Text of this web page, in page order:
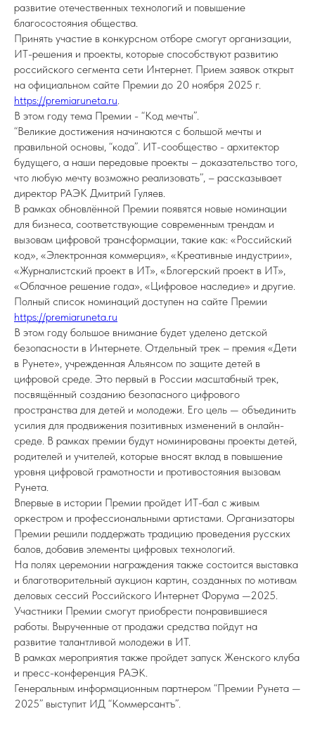
развитие отечественных технологий и повышение
благосостояния общества.
Принять участие в конкурсном отборе смогут организации,
ИТ-решения и проекты, которые способствуют развитию
российского сегмента сети Интернет. Прием заявок открыт
на официальном сайте Премии до 20 ноября 2025 г.
https://premiaruneta.ru.
В этом году тема Премии - “Код мечты”.
“Великие достижения начинаются с большой мечты и
правильной основы, “кода”. ИТ-сообщество - архитектор
будущего, а наши передовые проекты – доказательство того,
что любую мечту возможно реализовать”, – рассказывает
директор РАЭК Дмитрий Гуляев.
В рамках обновлённой Премии появятся новые номинации
для бизнеса, соответствующие современным трендам и
вызовам цифровой трансформации, такие как: «Российский
код», «Электронная коммерция», «Креативные индустрии»,
«Журналистский проект в ИТ», «Блогерский проект в ИТ»,
«Облачное решение года», «Цифровое наследие» и другие.
Полный список номинаций доступен на сайте Премии
https://premiaruneta.ru
В этом году большое внимание будет уделено детской
безопасности в Интернете. Отдельный трек – премия «Дети
в Рунете», учрежденная Альянсом по защите детей в
цифровой среде. Это первый в России масштабный трек,
посвящённый созданию безопасного цифрового
пространства для детей и молодежи. Его цель — объединить
усилия для продвижения позитивных изменений в онлайн-
среде. В рамках премии будут номинированы проекты детей,
родителей и учителей, которые вносят вклад в повышение
уровня цифровой грамотности и противостояния вызовам
Рунета.
Впервые в истории Премии пройдет ИТ-бал с живым
оркестром и профессиональными артистами. Организаторы
Премии решили поддержать традицию проведения русских
балов, добавив элементы цифровых технологий.
На полях церемонии награждения также состоится выставка
и благотворительный аукцион картин, созданных по мотивам
деловых сессий Российского Интернет Форума —2025.
Участники Премии смогут приобрести понравившиеся
работы. Вырученные от продажи средства пойдут на
развитие талантливой молодежи в ИТ.
В рамках мероприятия также пройдет запуск Женского клуба
и пресс-конференция РАЭК.
Генеральным информационным партнером “Премии Рунета —
2025” выступит ИД “Коммерсантъ”.